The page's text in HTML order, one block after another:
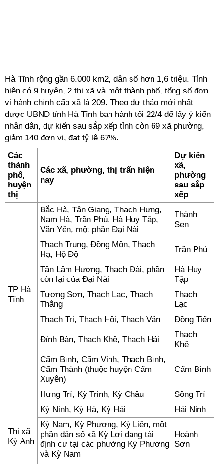
Hà Tĩnh rộng gần 6.000 km2, dân số hơn 1,6 triệu. Tỉnh
hiện có 9 huyện, 2 thị xã và một thành phố, tổng số đơn
vị hành chính cấp xã là 209. Theo dự thảo mới nhất
được UBND tỉnh Hà Tĩnh ban hành tối 22/4 để lấy ý kiến
nhân dân, dự kiến sau sắp xếp tỉnh còn 69 xã phường,
giảm 140 đơn vị, đạt tỷ lệ 67%.
Các
thành
phố,
huyện
thị
Các xã, phường, thị trấn hiện
nay
Dự kiến
xã,
phường
sau sắp
xếp
TP Hà
Tĩnh
Bắc Hà, Tân Giang, Thạch Hưng,
Nam Hà, Trần Phú, Hà Huy Tập,
Văn Yên, một phần Đại Nài
Thành
Sen
Thạch Trung, Đồng Môn, Thạch
Hạ, Hộ Độ
Trần Phú
Tân Lâm Hương, Thạch Đài, phần
còn lại của Đại Nài
Hà Huy
Tập
Tượng Sơn, Thạch Lạc, Thạch
Thắng
Thạch
Lạc
Thạch Trị, Thạch Hội, Thạch Văn
Đồng Tiến
Đỉnh Bàn, Thạch Khê, Thạch Hải
Thạch
Khê
Cẩm Bình, Cẩm Vịnh, Thạch Bình,
Cẩm Thành (thuộc huyện Cẩm
Xuyên)
Cẩm Bình
Thị xã
Kỳ Anh
Hưng Trí, Kỳ Trinh, Kỳ Châu
Sông Trí
Kỳ Ninh, Kỳ Hà, Kỳ Hải
Hải Ninh
Kỳ Nam, Kỳ Phương, Kỳ Liên, một
phần dân số xã Kỳ Lợi đang tái
định cư tại các phường Kỳ Phương
và Kỳ Nam
Hoành
Sơn